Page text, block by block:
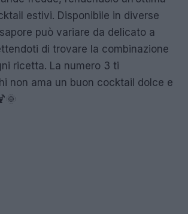
estivi. Disponibile in diverse
può variare da delicato a
di trovare la combinazione
ricetta. La numero 3 ti
non ama un buon cocktail dolce e